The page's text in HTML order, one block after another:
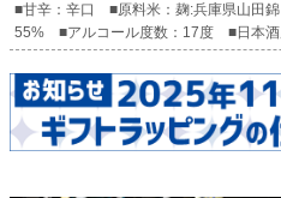
■甘辛：辛口 ■原料米：麹:兵庫県山田
55% ■アルコール度数：17度 ■日本